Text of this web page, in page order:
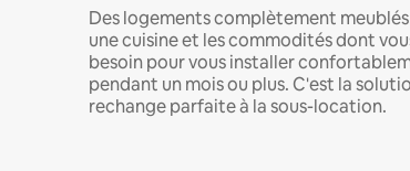
Des logements complètement
une cuisine et les commodités dont
besoin pour vous installer
pendant un mois ou plus. C'est la
rechange parfaite à la sous-location.